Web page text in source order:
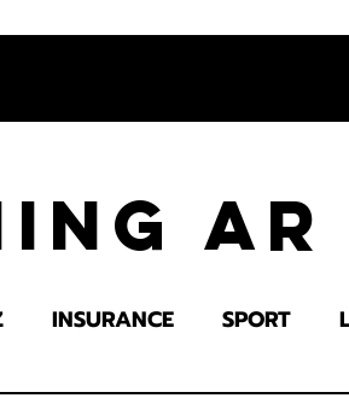
INSURANCE SPORT